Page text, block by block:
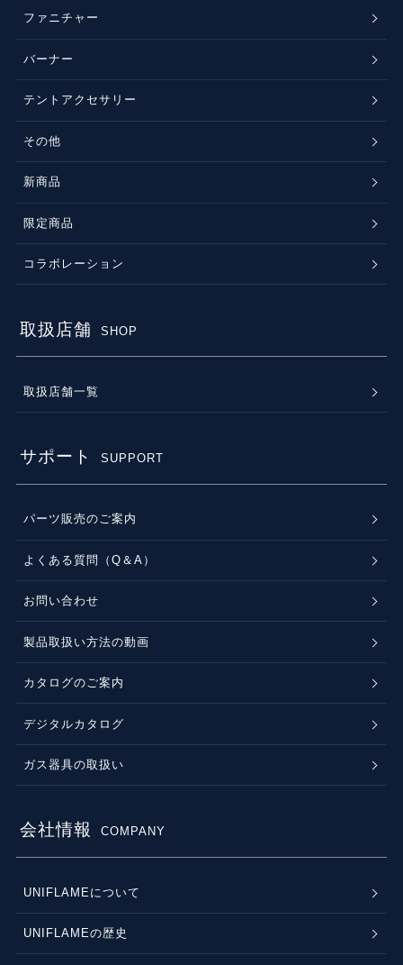
ファニチャー
バーナー
テントアクセサリー
その他
新商品
限定商品
コラボレーション
取扱店舗 SHOP
取扱店舗一覧
サポート SUPPORT
パーツ販売のご案内
よくある質問（Q＆A）
お問い合わせ
製品取扱い方法の動画
カタログのご案内
デジタルカタログ
ガス器具の取扱い
会社情報 COMPANY
UNIFLAMEについて
UNIFLAMEの歴史